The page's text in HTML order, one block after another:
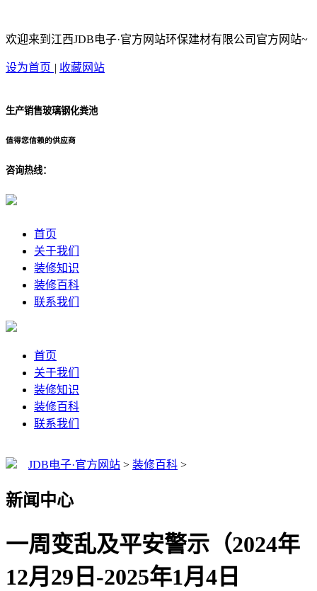
欢迎来到江西JDB电子·官方网站环保建材有限公司官方网站~
设为首页 | 收藏网站
生产销售玻璃钢化粪池
值得您信赖的供应商
咨询热线：
首页
关于我们
装修知识
装修百科
联系我们
首页
关于我们
装修知识
装修百科
联系我们
JDB电子·官方网站 > 装修百科 >
新闻中心
一周变乱及平安警示（2024年
12月29日-2025年1月4日